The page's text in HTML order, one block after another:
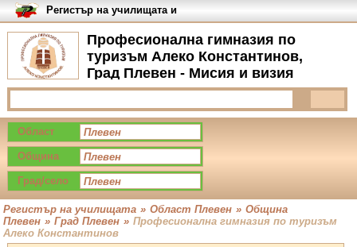
Професионална гимназия по
туризъм Алеко Константинов,
Град Плевен - Мисия и визия
Регистър на училищата и
университетите в България
Област
Община
Град/село
Регистър на училищата » Област Плевен » Община
Плевен » Град Плевен » Професионална гимназия по туризъм
Алеко Константинов